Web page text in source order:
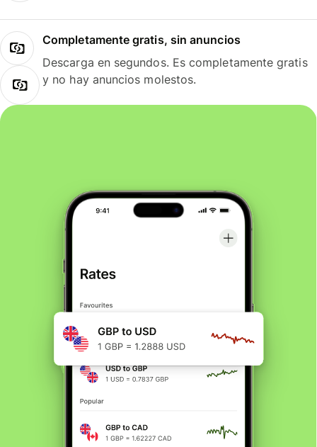
Completamente gratis, sin anuncios
Descarga en segundos. Es completamente gratis
y no hay anuncios molestos.